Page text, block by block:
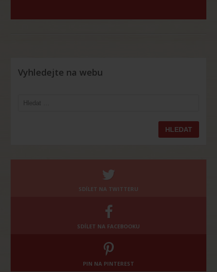
Vyhledejte na webu
Vyhledávání
SDÍLET NA TWITTERU
SDÍLET NA FACEBOOKU
PIN NA PINTEREST